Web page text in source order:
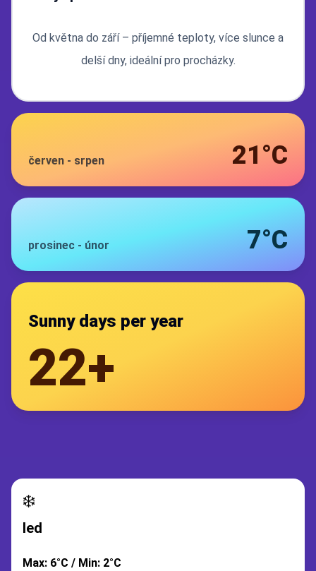
Od května do září – příjemné teploty, více slunce a
delší dny, ideální pro procházky.
červen - srpen 21°C
prosinec - únor 7°C
Sunny days per year
22+
❄️
led
Max: 6°C / Min: 2°C